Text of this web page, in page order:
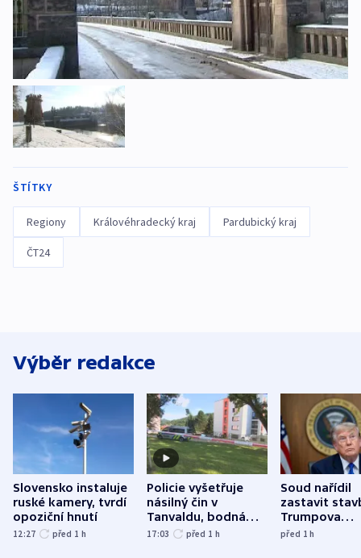
ŠTÍTKY
Regiony Královéhradecký kraj Pardubický kraj
ČT24
Výběr redakce
Slovensko instaluje
ruské kamery, tvrdí
opoziční hnutí
12:27 před 1 h
Policie vyšetřuje
násilný čin v
Tanvaldu, bodná
zranění při něm
17:03 před 1 h
Soud nařídil
zastavit
Trumpova
tanečního
před 1h